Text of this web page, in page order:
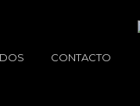
CONTACTO